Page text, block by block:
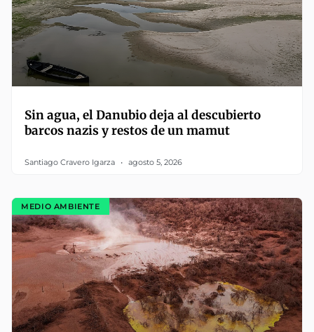
Sin agua, el Danubio deja al descubierto
barcos nazis y restos de un mamut
Santiago Cravero Igarza agosto 5, 2026
MEDIO AMBIENTE